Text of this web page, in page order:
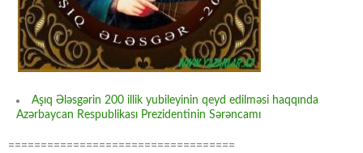
Aşıq Ələsgərin 200 illik yubileyinin qeyd edilməsi haqqında
Azərbaycan Respublikası Prezidentinin Sərəncamı
===================================